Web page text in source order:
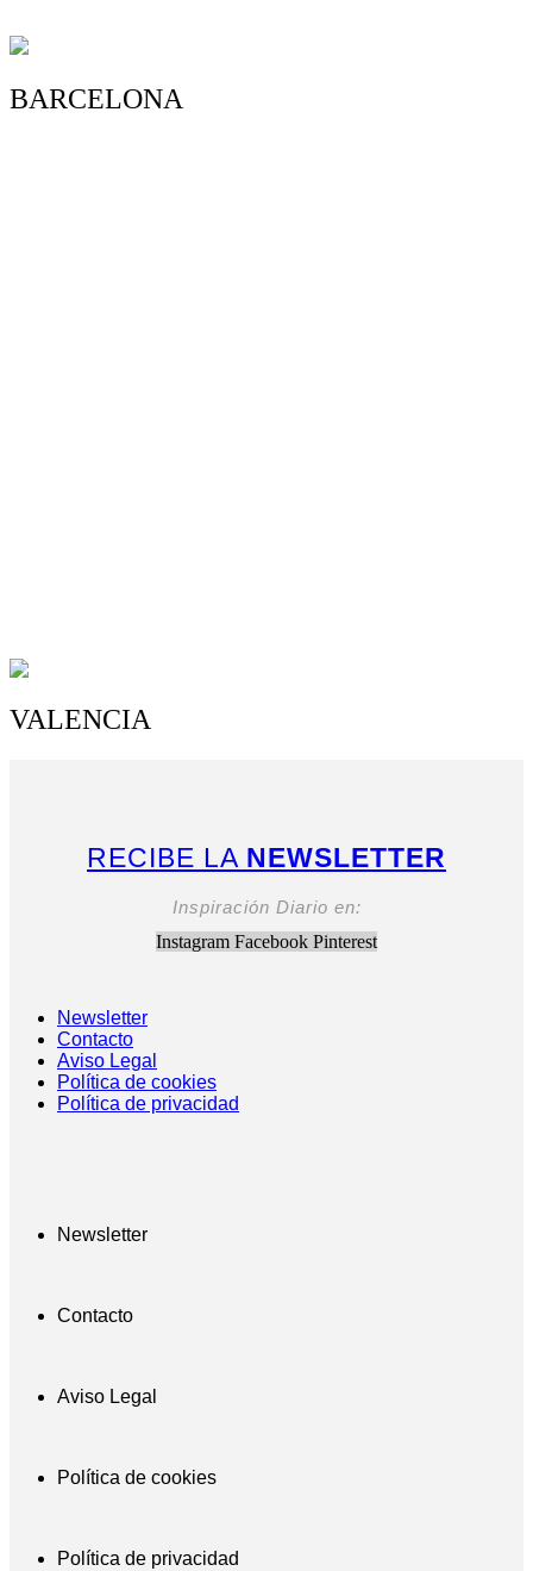
BARCELONA
VALENCIA
RECIBE LA NEWSLETTER
Inspiración Diario en:
Instagram Facebook Pinterest
Newsletter
Contacto
Aviso Legal
Política de cookies
Política de privacidad
Newsletter
Contacto
Aviso Legal
Política de cookies
Política de privacidad